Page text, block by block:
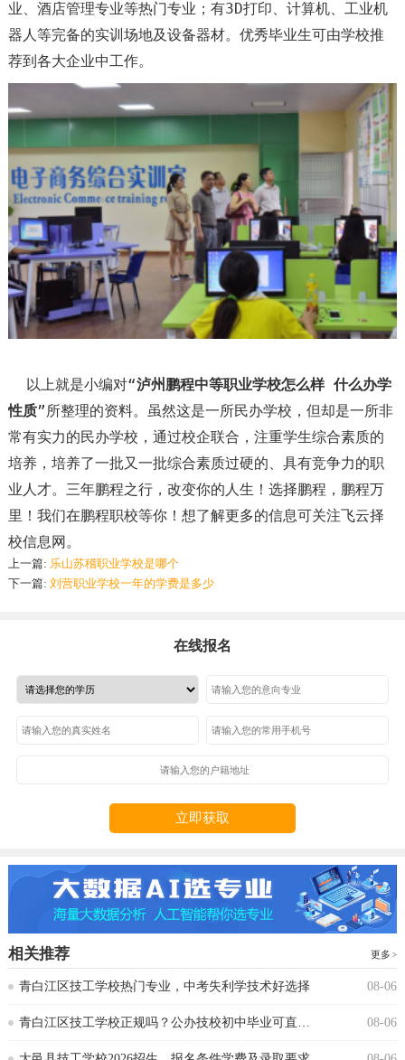
业、酒店管理专业等热门专业；有3D打印、计算机、工业机
器人等完备的实训场地及设备器材。优秀毕业生可由学校推
荐到各大企业中工作。
以上就是小编对“泸州鹏程中等职业学校怎么样 什么办学
性质”所整理的资料。虽然这是一所民办学校，但却是一所非
常有实力的民办学校，通过校企联合，注重学生综合素质的
培养，培养了一批又一批综合素质过硬的、具有竞争力的职
业人才。三年鹏程之行，改变你的人生！选择鹏程，鹏程万
里！我们在鹏程职校等你！想了解更多的信息可关注飞云择
校信息网。
上一篇: 乐山苏稽职业学校是哪个
下一篇: 刘营职业学校一年的学费是多少
在线报名
立即获取
相关推荐 更多
青白江区技工学校热门专业，中考失利学技术好选择 08-06
青白江区技工学校正规吗？公办技校初中毕业可直接报读 08-06